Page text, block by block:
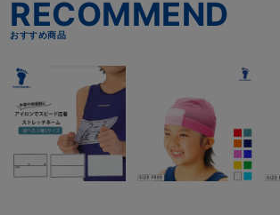
こちらもおすすめ